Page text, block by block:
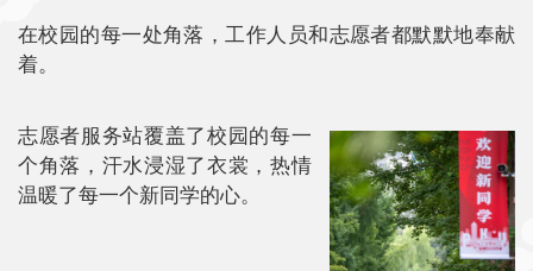
在校园的每一处角落，工作人员和志愿者都默默地奉献
着。
志愿者服务站覆盖了校园的每一
个角落，汗水浸湿了衣裳，热情
温暖了每一个新同学的心。